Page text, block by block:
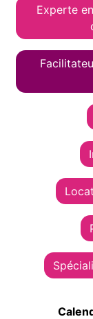
Experte